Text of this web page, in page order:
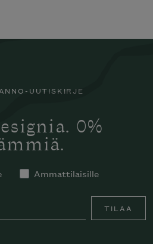
UUTISKIRJE
0%
Ammattilaisille
TILAA